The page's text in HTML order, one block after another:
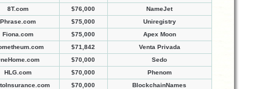
8T.com
$76,000
NameJet
Phrase.com
$75,000
Uniregistry
Fiona.com
$75,000
Apex Moon
$71,842
Venta Privada
$70,000
Sedo
HLG.com
$70,000
Phenom
$70,000
BlockchainNames